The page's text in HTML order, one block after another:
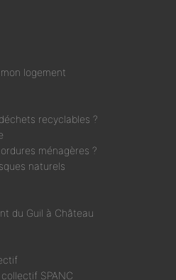
logement
recyclables ?
ménagères ?
naturels
du Guil à Château
SPANC